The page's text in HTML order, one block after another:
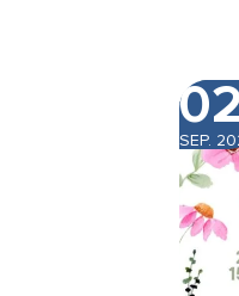
02
SEP.